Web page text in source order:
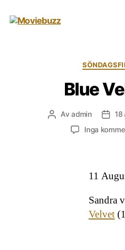
Blue
Inläggsförfattare
Avadmin
Inga
11
Sandra
Velvet